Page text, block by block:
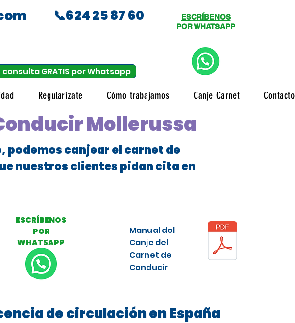
📞624 25 87 60
consulta GRATIS por Whatsapp
ESCRÍBENOS
POR WHATSAPP
Regularizate Cómo trabajamos Canje Carnet Contacto
Mollerussa
podemos canjear el carnet de
nuestros clientes pidan cita en
ESCRÍBENOS
POR
WHATSAPP
Manual del
Canje del
Carnet de
Conducir
de circulación en España